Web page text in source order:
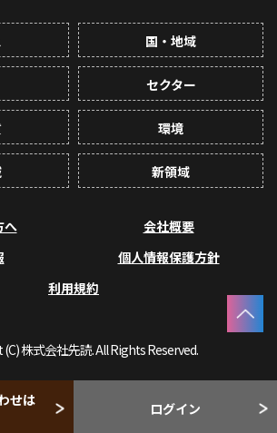
せは
ログイン
国・地域
セクター
環境
新領域
へ
会社概要
個人情報保護方針
利用規約
株式会社先読. All Rights Reserved.